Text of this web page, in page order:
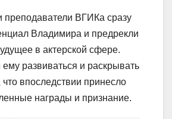
преподаватели ВГИКа сразу
Владимира и предрекли
в актерской сфере.
развиваться и раскрывать
впоследствии принесло
награды и признание.